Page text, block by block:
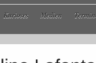
Kurioses Medien